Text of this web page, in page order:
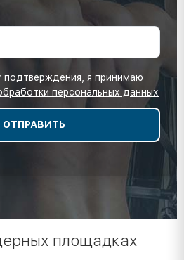
подтверждения, я принимаю
персональных данных
площадках